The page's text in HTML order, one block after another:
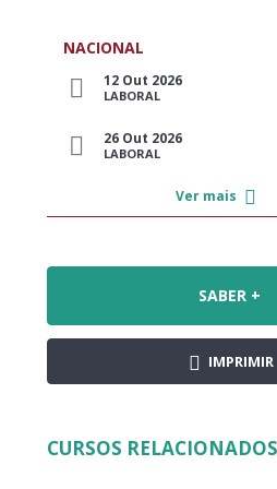
NACIONAL
12 Out 2026
LABORAL
26 Out 2026
LABORAL
Ver mais
SABER +
IMPRIMIR
CURSOS RELACIONADOS